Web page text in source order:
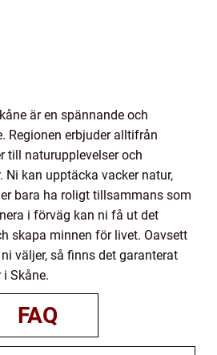
är en spännande och
Regionen erbjuder alltifrån
till naturupplevelser och
Ni kan upptäcka vacker natur,
bara ha roligt tillsammans som
i förväg kan ni få ut det
skapa minnen för livet. Oavsett
väljer, så finns det garanterat
Skåne.
FAQ